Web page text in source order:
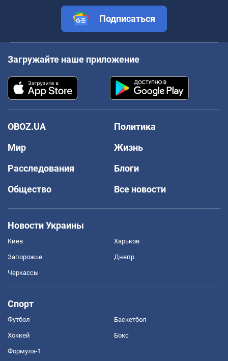
Подписаться
Загружайте наше приложение
OBOZ.UA
Политика
Мир
Жизнь
Расследования
Блоги
Общество
Все новости
Новости Украины
Киев Харьков
Запорожье Днепр
Черкассы
Спорт
Футбол Баскетбол
Хоккей Бокс
Формула-1